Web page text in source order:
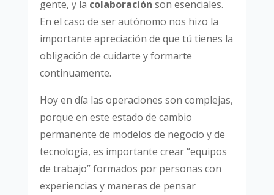
gente, y la colaboración son esenciales.
En el caso de ser autónomo nos hizo la
importante apreciación de que tú tienes la
obligación de cuidarte y formarte
continuamente.
Hoy en día las operaciones son complejas,
porque en este estado de cambio
permanente de modelos de negocio y de
tecnología, es importante crear “equipos
de trabajo” formados por personas con
experiencias y maneras de pensar